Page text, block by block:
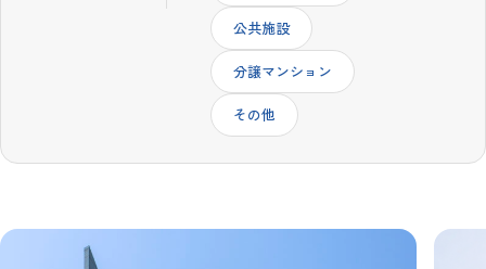
公共施設
分譲マンション
その他